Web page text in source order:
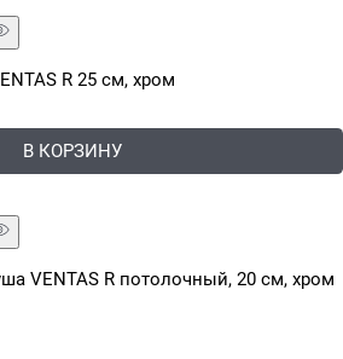
R 25 см, хром
В КОРЗИНУ
VENTAS R потолочный, 20 см, хром